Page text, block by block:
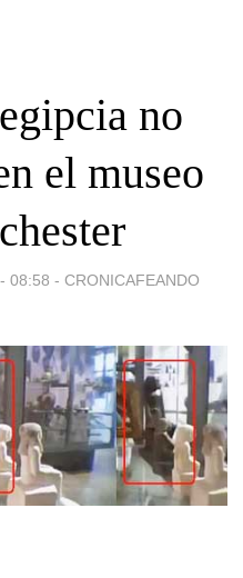
no
el museo
08:58 - CRONICAFEANDO